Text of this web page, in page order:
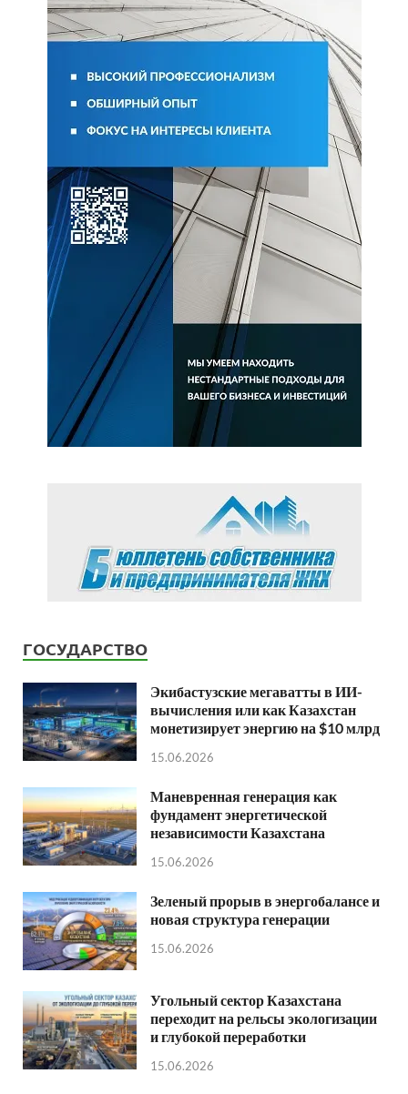
ГОСУДАРСТВО
Экибастузские мегаватты в ИИ-
вычисления или как Казахстан
монетизирует энергию на $10 млрд
15.06.2026
Маневренная генерация как
фундамент энергетической
независимости Казахстана
15.06.2026
Зеленый прорыв в энергобалансе и
новая структура генерации
15.06.2026
Угольный сектор Казахстана
переходит на рельсы экологизации
и глубокой переработки
15.06.2026